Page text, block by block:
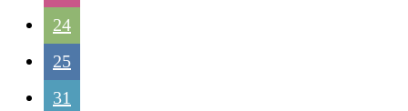
24
25
31